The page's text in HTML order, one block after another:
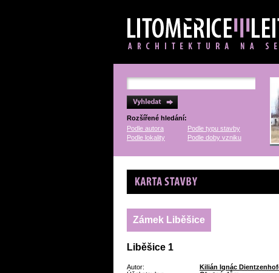
Rozšířené hledání:
Podle autora
Podle typu stavby
Podle lokality
Podle doby vzniku
Karta stavby
Zámek Liběšice
Liběšice 1
Autor:
Kilián Ignác